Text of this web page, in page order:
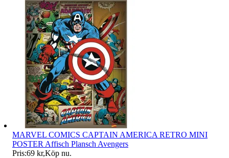
MARVEL COMICS CAPTAIN AMERICA RETRO MINI
POSTER Affisch Plansch Avengers
Pris:69 kr,Köp nu.